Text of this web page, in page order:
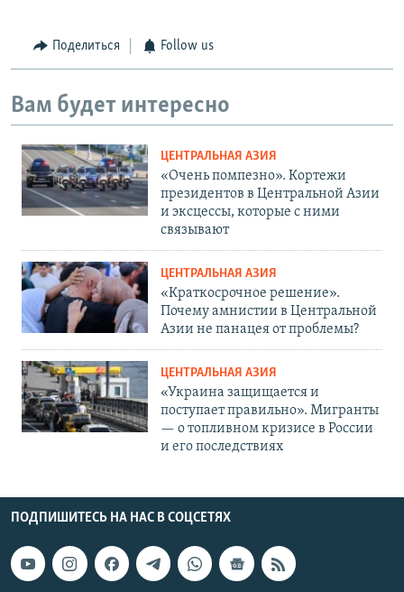
Поделиться Follow us
Вам будет интересно
ЦЕНТРАЛЬНАЯ АЗИЯ
«Очень помпезно». Кортежи
президентов в Центральной Азии
и эксцессы, которые с ними
связывают
ЦЕНТРАЛЬНАЯ АЗИЯ
«Краткосрочное решение».
Почему амнистии в Центральной
Азии не панацея от проблемы?
ЦЕНТРАЛЬНАЯ АЗИЯ
«Украина защищается и
поступает правильно». Мигранты
— о топливном кризисе в России
и его последствиях
ПОДПИШИТЕСЬ НА НАС В СОЦСЕТЯХ